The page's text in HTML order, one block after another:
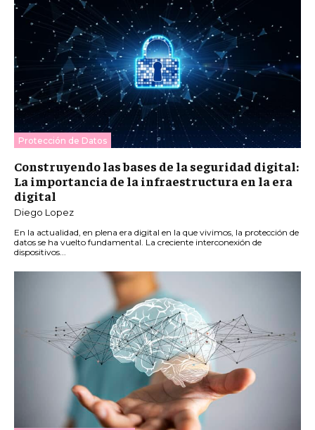
Protección de Datos
Construyendo las bases de la seguridad digital:
La importancia de la infraestructura en la era
digital
Diego Lopez
En la actualidad, en plena era digital en la que vivimos, la protección de
datos se ha vuelto fundamental. La creciente interconexión de
dispositivos...